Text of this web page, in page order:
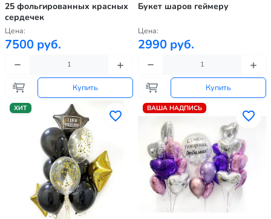
25 фольгированных красных
сердечек
Цена:
7500 руб.
Купить
Букет шаров геймеру
Цена:
2990 руб.
Купить
ХИТ ВАША НАДПИСЬ